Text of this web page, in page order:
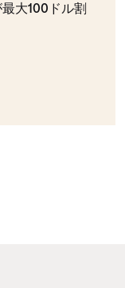
大100ドル割